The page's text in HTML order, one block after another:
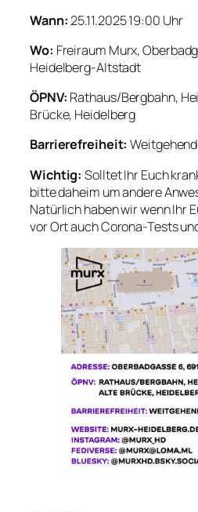
Wann:25.11.2025 19:00 Uhr
Wo: Freiraum Murx,
Heidelberg-Altstadt
ÖPNV: Rathaus/Bergbahn,
Brücke, Heidelberg
Barrierefreiheit:
Wichtig: Solltet Ihr Euch
bitte daheim um andere
Natürlich haben wir wenn Ihr
vor Ort auch Corona-Tests